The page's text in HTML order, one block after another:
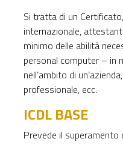
Si tratta di un
internazionale,
minimo delle abilità
personal computer – in
nell’ambito di
professionale, ecc.
ICDL BASE
Prevede il superamento